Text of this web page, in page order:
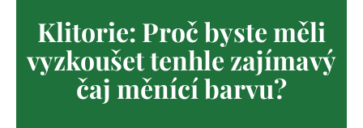
Klitorie: Proč byste měli
vyzkoušet tenhle zajímavý
čaj měnící barvu?